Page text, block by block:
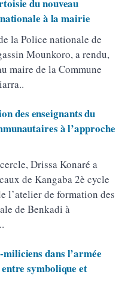
du nouveau
à la mairie
la Police nationale de
Mounkoro, a rendu,
maire de la Commune
des enseignants du
à l’approche
Drissa Konaré a
de Kangaba 2è cycle
l’atelier de formation des
de Benkadi à
dans l’armée
symbolique et